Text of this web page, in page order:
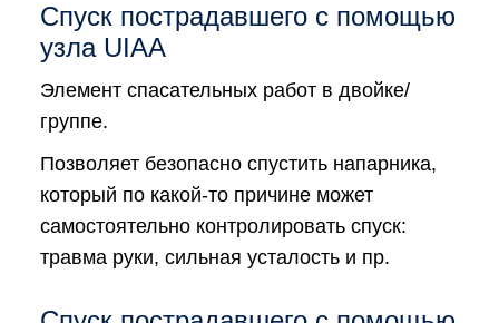
Спуск пострадавшего с помощью
узла UIAA
Элемент спасательных работ в двойке/
группе.
Позволяет безопасно спустить напарника,
который по какой-то причине может
самостоятельно контролировать спуск:
травма руки, сильная усталость и пр.